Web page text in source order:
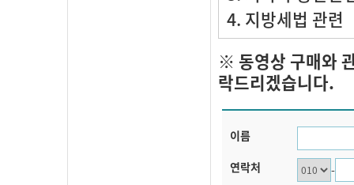
4. 지방세법 관련
※ 동영상 구매와
락드리겠습니다.
이름
연락처
-